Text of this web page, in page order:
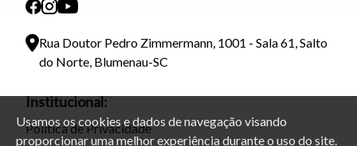
Usamos os cookies e dados de navegação visando
proporcionar uma melhor experiência durante o uso do site.
Rua Doutor Pedro Zimmermann, 1001 - Sala 61, Salto
do Norte, Blumenau-SC
Institucional:
Política de Privacidade